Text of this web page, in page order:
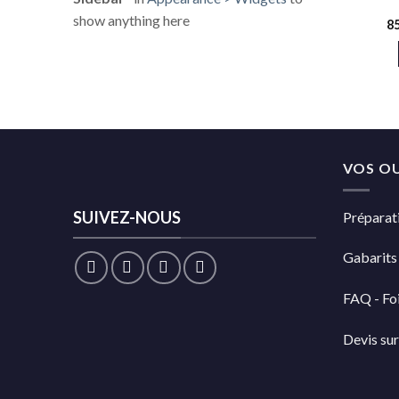
show anything here
SUIVEZ-NOUS
VOS
FAQ -
Devis